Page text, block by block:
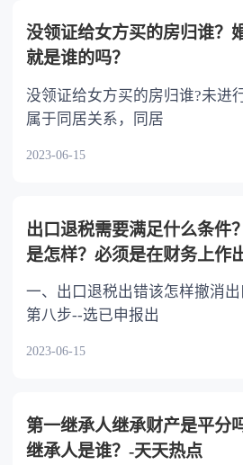
没领证给女方买的房归谁？
就是谁的吗？
没领证给女方买的房归谁?未进
属于同居关系，同居
2023-06-15
出口退税需要满足什么条件
是怎样？必须是在财务上作
物吗？
一、出口退税出错该怎样撤消
第八步--选已申报出
2023-06-15
第一继承人继承财产是平分
继承人是谁？-天天热点